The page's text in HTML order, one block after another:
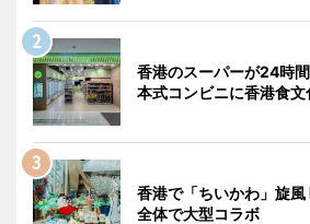
香港のスーパーが24時
本式コンビニに香港食文
香港で「ちいかわ」旋
全体で大型コラボ